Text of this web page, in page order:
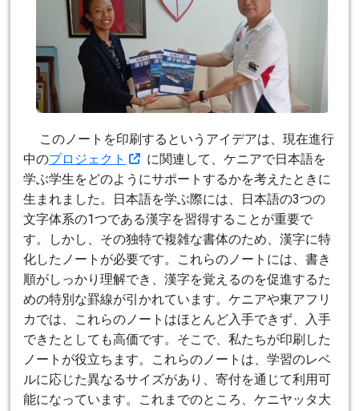
このノートを印刷するというアイデアは、現在進行
中のプロジェクト
に関連して、ケニアで日本語を
学ぶ学生をどのようにサポートするかを考えたときに
生まれました。日本語を学ぶ際には、日本語の3つの
文字体系の1つである漢字を習得することが重要で
す。しかし、その独特で複雑な書体のため、漢字に特
化したノートが必要です。これらのノートには、書き
順がしっかり理解でき、漢字を覚えるのを促進するた
めの特別な罫線が引かれています。ケニアや東アフリ
カでは、これらのノートはほとんど入手できず、入手
できたとしても高価です。そこで、私たちが印刷した
ノートが役立ちます。これらのノートは、学習のレベ
ルに応じた異なるサイズがあり、寄付を通じて利用可
能になっています。これまでのところ、ケニヤッタ大